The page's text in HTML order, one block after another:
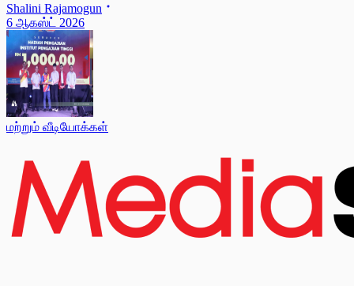
Shalini Rajamogun
6 ஆகஸ்ட் 2026
மற்றும் வீடியோக்கள்